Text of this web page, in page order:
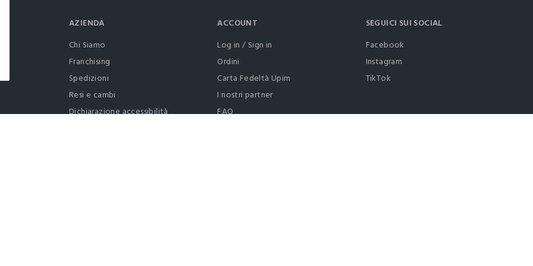
AZIENDA
Chi Siamo
Franchising
Spedizioni
Resi e cambi
Dichiarazione accessibilità
ACCOUNT
Log in / Sign in
Ordini
Carta Fedeltà Upim
I nostri partner
FAQ
SEGUICI SUI SOCIAL
Facebook
Instagram
TikTok